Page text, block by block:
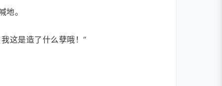
。
这是造了什么孽哦！”